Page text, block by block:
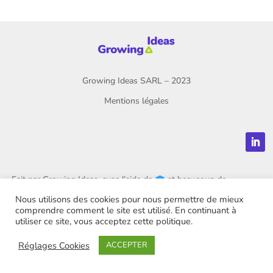
Growing Ideas SARL – 2023
Mentions légales
Fait par Growing Ideas, avec l’aide de🎓et beaucoup de
Nous utilisons des cookies pour nous permettre de mieux
comprendre comment le site est utilisé. En continuant à
utiliser ce site, vous acceptez cette politique.
Réglages Cookies
ACCEPTER